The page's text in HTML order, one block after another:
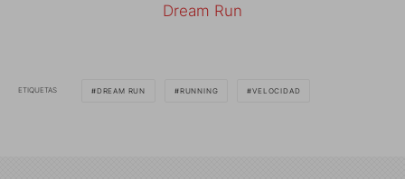
Dream Run
ETIQUETAS DREAM RUN RUNNING VELOCIDAD